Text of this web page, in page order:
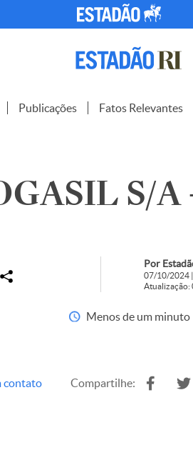
Publicações Fatos Relevantes
S/A
Por
07/10/2024
Atualização:
Menos de um minuto
contato Compartilhe: